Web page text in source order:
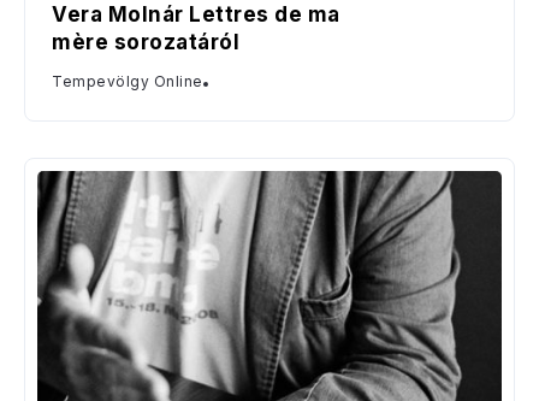
Vera Molnár Lettres de ma
mère sorozatáról
Tempevölgy Online